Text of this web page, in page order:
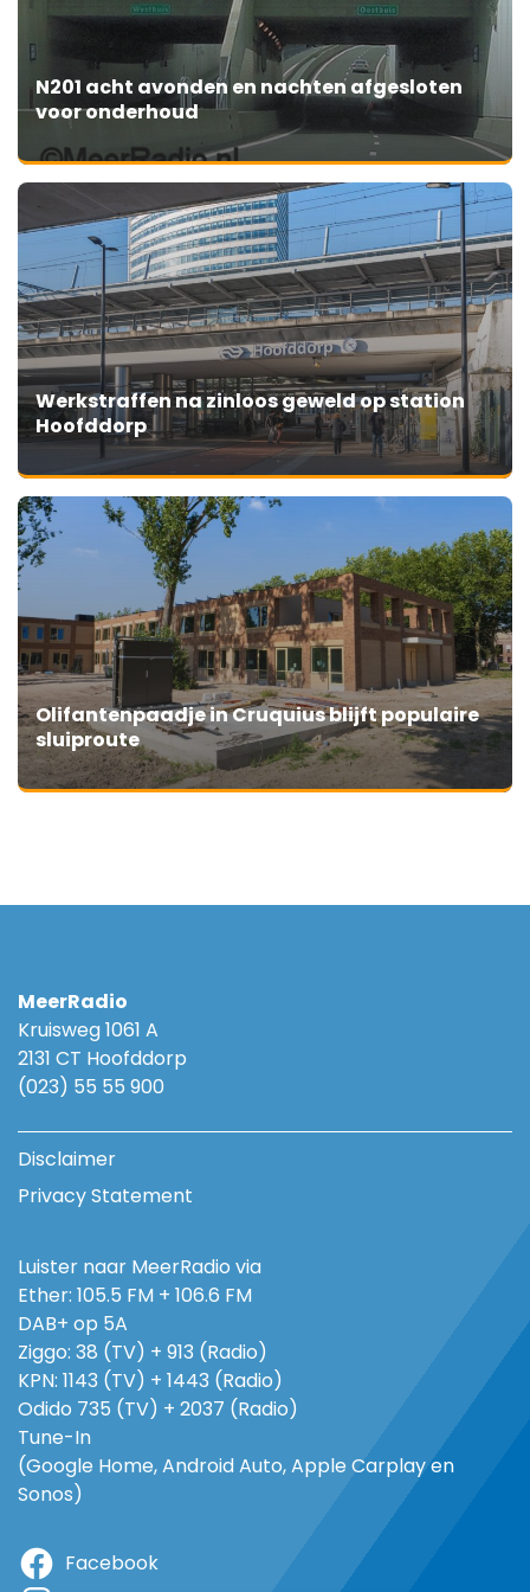
N201 acht avonden en nachten afgesloten
voor onderhoud
Werkstraffen na zinloos geweld op station
Hoofddorp
Olifantenpaadje in Cruquius blijft populaire
sluiproute
MeerRadio
Kruisweg 1061 A
2131 CT Hoofddorp
(023) 55 55 900
Disclaimer
Privacy Statement
Luister naar MeerRadio via
Ether: 105.5 FM + 106.6 FM
DAB+ op 5A
Ziggo: 38 (TV) + 913 (Radio)
KPN: 1143 (TV) + 1443 (Radio)
Odido 735 (TV) + 2037 (Radio)
Tune-In
(Google Home, Android Auto, Apple Carplay en
Sonos)
Facebook